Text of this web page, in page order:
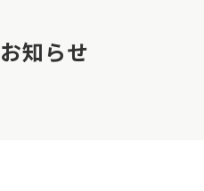
お知らせ